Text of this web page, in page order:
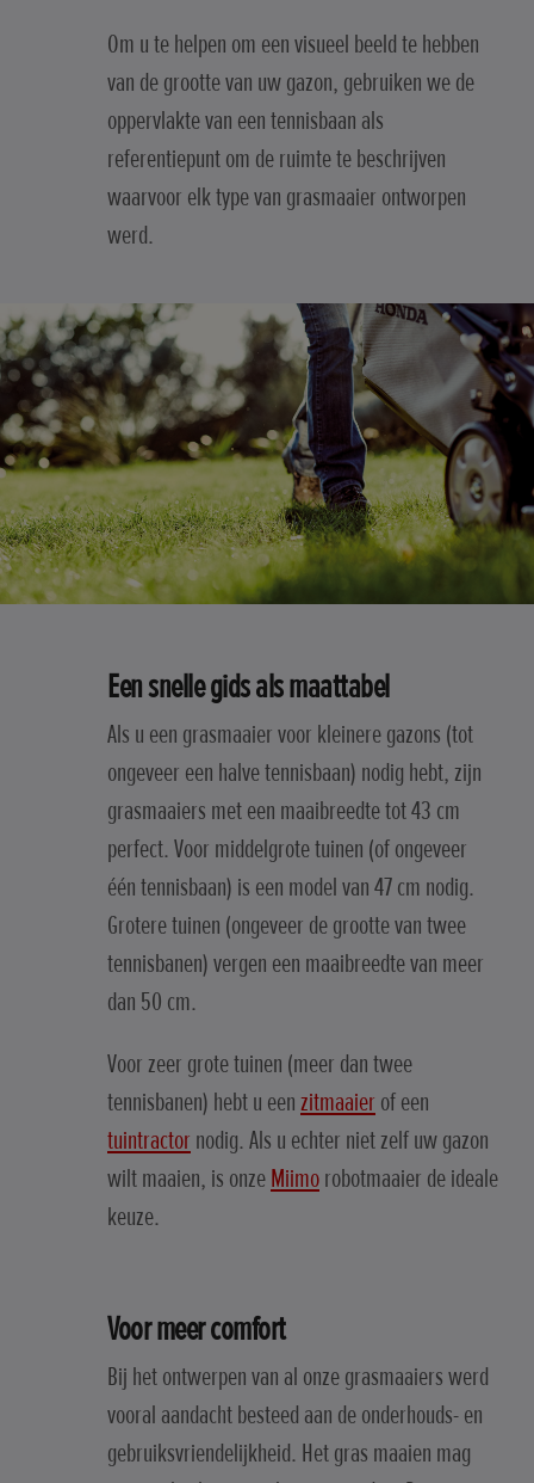
Om u te helpen om een visueel beeld te hebben
van de grootte van uw gazon, gebruiken we de
oppervlakte van een tennisbaan als
referentiepunt om de ruimte te beschrijven
waarvoor elk type van grasmaaier ontworpen
werd.
Een snelle gids als maattabel
Als u een grasmaaier voor kleinere gazons (tot
ongeveer een halve tennisbaan) nodig hebt, zijn
grasmaaiers met een maaibreedte tot 43 cm
perfect. Voor middelgrote tuinen (of ongeveer
één tennisbaan) is een model van 47 cm nodig.
Grotere tuinen (ongeveer de grootte van twee
tennisbanen) vergen een maaibreedte van meer
dan 50 cm.
Voor zeer grote tuinen (meer dan twee
tennisbanen) hebt u eenzitmaaier of een
tuintractor nodig. Als u echter niet zelf uw gazon
wilt maaien, is onzeMiimorobotmaaier de ideale
keuze.
Voor meer comfort
Bij het ontwerpen van al onze grasmaaiers werd
vooral aandacht besteed aan de onderhouds- en
gebruiksvriendelijkheid. Het gras maaien mag